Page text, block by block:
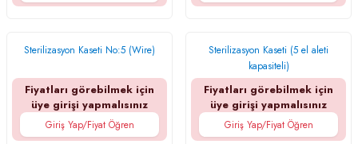
Sterilizasyon Kaseti No:5 (Wire)
Fiyatları görebilmek için
üye girişi yapmalısınız
Giriş Yap/Fiyat Öğren
Sterilizasyon Kaseti (5 el aleti
kapasiteli)
Fiyatları görebilmek için
üye girişi yapmalısınız
Giriş Yap/Fiyat Öğren